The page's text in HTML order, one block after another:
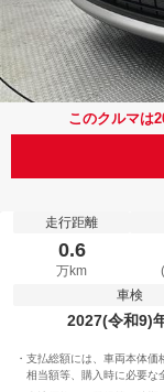
このクルマは
走行距離
0.6
万km
車検
2027(令和9)
支払総額には、車両本体価
相当額等、購入時に必要な